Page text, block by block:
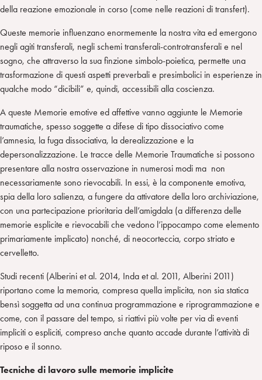
della reazione emozionale in corso (come nelle reazioni di transfert).
Queste memorie influenzano enormemente la nostra vita ed emergono
negli agiti transferali, negli schemi transferali-controtransferali e nel
sogno, che attraverso la sua finzione simbolo-poietica, permette una
trasformazione di questi aspetti preverbali e presimbolici in esperienze in
qualche modo “dicibili” e, quindi, accessibili alla coscienza.
A queste Memorie emotive ed affettive vanno aggiunte le Memorie
traumatiche, spesso soggette a difese di tipo dissociativo come
l’amnesia, la fuga dissociativa, la derealizzazione e la
depersonalizzazione. Le tracce delle Memorie Traumatiche si possono
presentare alla nostra osservazione in numerosi modi ma non
necessariamente sono rievocabili. In essi, è la componente emotiva,
spia della loro salienza, a fungere da attivatore della loro archiviazione,
con una partecipazione prioritaria dell’amigdala (a differenza delle
memorie esplicite e rievocabili che vedono l’ippocampo come elemento
primariamente implicato) nonché, di neocorteccia, corpo striato e
cervelletto.
Studi recenti (Alberini et al. 2014, Inda et al. 2011, Alberini 2011)
riportano come la memoria, compresa quella implicita, non sia statica
bensì soggetta ad una continua programmazione e riprogrammazione e
come, con il passare del tempo, si riattivi più volte per via di eventi
impliciti o espliciti, compreso anche quanto accade durante l’attività di
riposo e il sonno.
Tecniche di lavoro sulle memorie implicite